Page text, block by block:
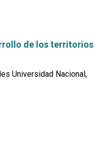
de los territorios
Universidad Nacional,